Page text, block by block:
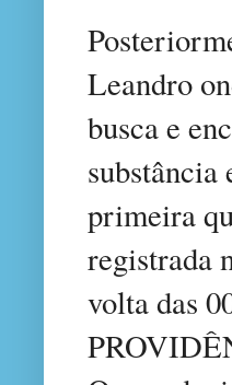
Leandro
busca e
substância
primeira
registrada
volta das